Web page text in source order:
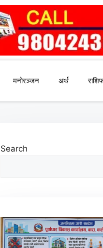
मनोरञ्जन अर्थ
Search